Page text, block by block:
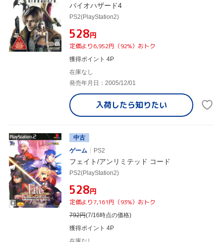
バイオハザード4
PS2(PlayStation2)
¥528円
定価より6,952円（92%）おトク
獲得ポイント 4P
在庫なし
発売年月日：2005/12/01
入荷したら知りたい
中古
ゲーム
PS2
フェイト/アンリミテッド コード
PS2(PlayStation2)
¥528円
定価より7,161円（93%）おトク
792円(7/16時点の価格)
獲得ポイント 4P